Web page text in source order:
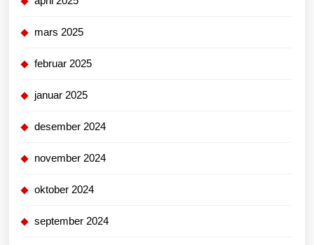
mars 2025
februar 2025
januar 2025
desember 2024
november 2024
oktober 2024
september 2024